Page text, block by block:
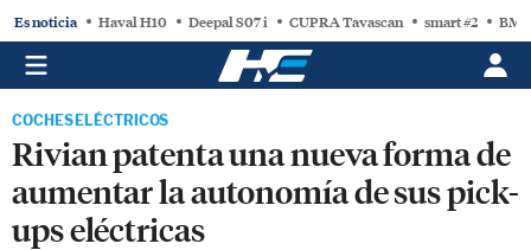
Es noticia Haval H10 Deepal S07 i CUPRA Tavascan smart #2
COCHES ELÉCTRICOS
Rivian patenta una nueva forma de
aumentar la autonomía de sus pick-
ups eléctricas